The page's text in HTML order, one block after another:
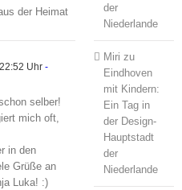
der Heimat
Uhr -
selber!
mich oft,
in den
Grüße an
Luka! :)
der
Niederlande
Miri zu
Eindhoven
mit Kindern:
Ein Tag in
der Design-
Hauptstadt
der
Niederlande